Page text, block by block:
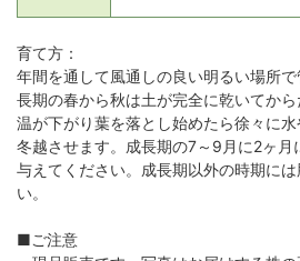
育て方：
年間を通して風通しの良い明るい場所
長期の春から秋は土が完全に乾いてか
温が下がり葉を落とし始めたら徐々に
冬越させます。成長期の7～9月に2ヶ月
与えてください。成長期以外の時期に
い。
■ご注意